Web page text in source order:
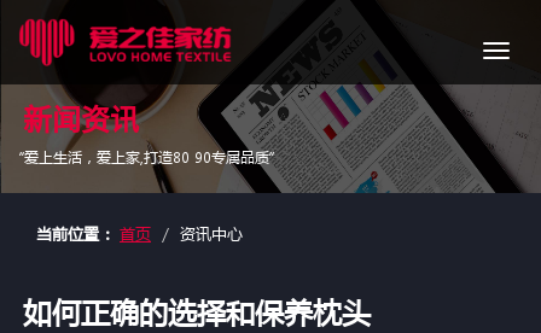
导
航
新闻资讯
“爱上生活，爱上家,打造80 90专属品质”
当前位置： 首页 资讯中心
如何正确的选择和保养枕头